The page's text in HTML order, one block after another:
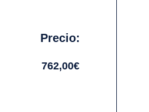
Precio:
762,00€